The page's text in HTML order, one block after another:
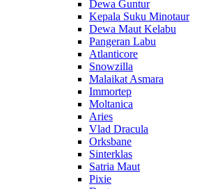
Dewa Guntur
Kepala Suku Minotaur
Dewa Maut Kelabu
Pangeran Labu
Atlanticore
Snowzilla
Malaikat Asmara
Immortep
Moltanica
Aries
Vlad Dracula
Orksbane
Sinterklas
Satria Maut
Pixie